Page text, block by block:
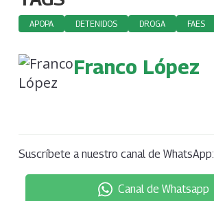
APOPA DETENIDOS DROGA FAES
Franco López
Suscríbete a nuestro canal de WhatsApp:
Canal de Whatsapp